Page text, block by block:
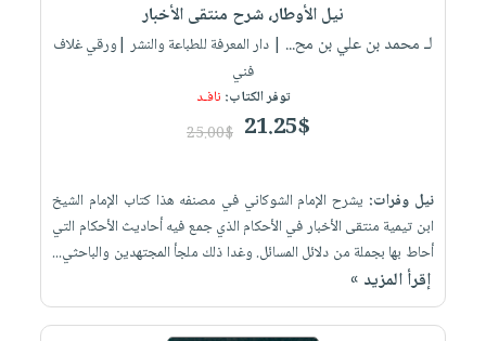
نيل الأوطار، شرح منتقى الأخبار
لـ محمد بن علي بن مح... | دار المعرفة للطباعة والنشر |ورقي غلاف
فني
توفر الكتاب: نافـد
21.25$
25.00$
نيل وفرات: يشرح الإمام الشوكاني في مصنفه هذا كتاب الإمام الشيخ
ابن تيمية منتقى الأخبار في الأحكام الذي جمع فيه أحاديث الأحكام التي
أحاط بها بجملة من دلائل المسائل. وغدا ذلك ملجأ المجتهدين والباحثي...
إقرأ المزيد »